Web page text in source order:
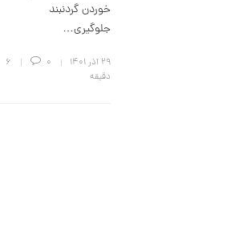
خوردن گردنبند
جلوگیری…
۲۹ آذر ۱۴۰۱ 0
6
دقیقه